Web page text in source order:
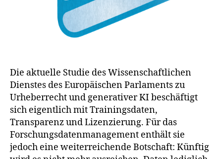
Die aktuelle Studie des Wissenschaftlichen
Dienstes des Europäischen Parlaments zu
Urheberrecht und generativer KI beschäftigt
sich eigentlich mit Trainingsdaten,
Transparenz und Lizenzierung. Für das
Forschungsdatenmanagement enthält sie
jedoch eine weiterreichende Botschaft: Künftig